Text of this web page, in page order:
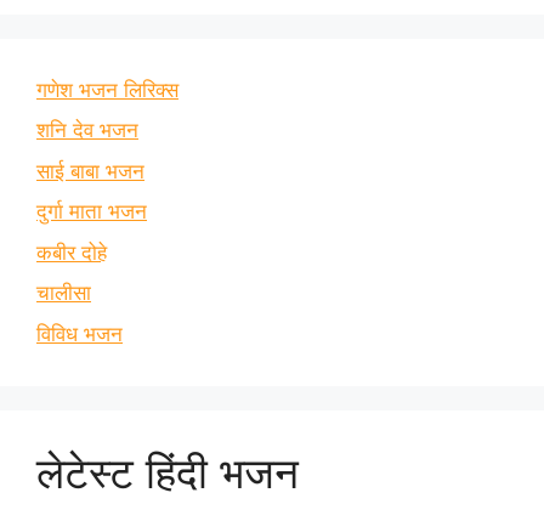
गणेश भजन लिरिक्स
शनि देव भजन
साई बाबा भजन
दुर्गा माता भजन
कबीर दोहे
चालीसा
विविध भजन
लेटेस्ट हिंदी भजन